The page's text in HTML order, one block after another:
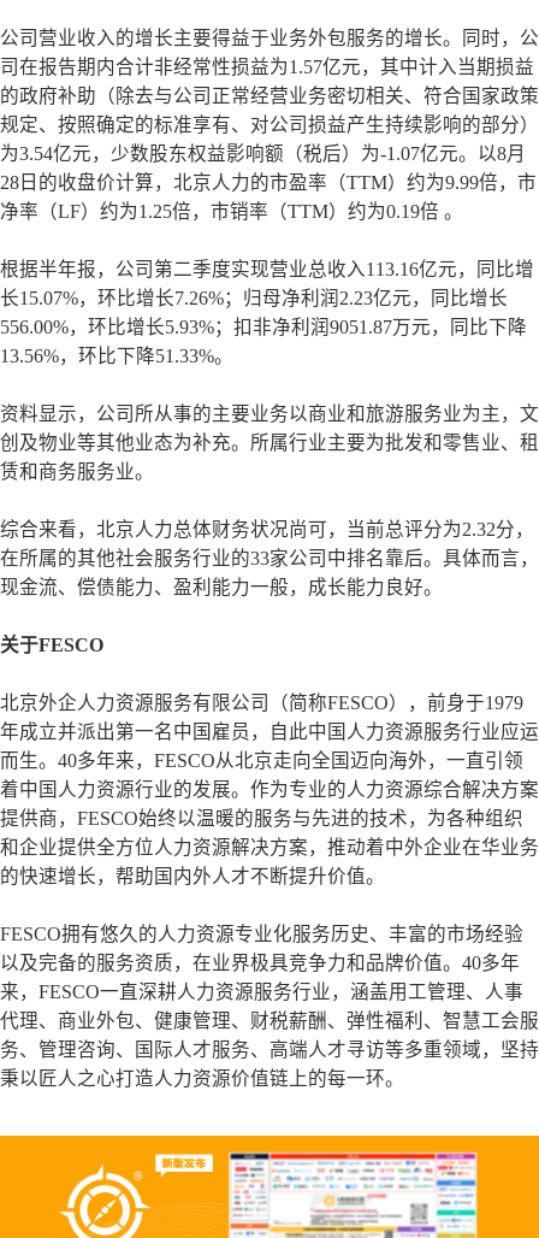
公司营业收入的增长主要得益于业务外包服务的增长。同时，公
司在报告期内合计非经常性损益为1.57亿元，其中计入当期损益
的政府补助（除去与公司正常经营业务密切相关、符合国家政策
规定、按照确定的标准享有、对公司损益产生持续影响的部分）
为3.54亿元，少数股东权益影响额（税后）为-1.07亿元。以8月
28日的收盘价计算，北京人力的市盈率（TTM）约为9.99倍，市
净率（LF）约为1.25倍，市销率（TTM）约为0.19倍 。
根据半年报，公司第二季度实现营业总收入113.16亿元，同比增
长15.07%，环比增长7.26%；归母净利润2.23亿元，同比增长
556.00%，环比增长5.93%；扣非净利润9051.87万元，同比下降
13.56%，环比下降51.33%。
资料显示，公司所从事的主要业务以商业和旅游服务业为主，文
创及物业等其他业态为补充。所属行业主要为批发和零售业、租
赁和商务服务业。
综合来看，北京人力总体财务状况尚可，当前总评分为2.32分，
在所属的其他社会服务行业的33家公司中排名靠后。具体而言，
现金流、偿债能力、盈利能力一般，成长能力良好。
关于FESCO
北京外企人力资源服务有限公司（简称FESCO），前身于1979
年成立并派出第一名中国雇员，自此中国人力资源服务行业应运
而生。40多年来，FESCO从北京走向全国迈向海外，一直引领
着中国人力资源行业的发展。作为专业的人力资源综合解决方案
提供商，FESCO始终以温暖的服务与先进的技术，为各种组织
和企业提供全方位人力资源解决方案，推动着中外企业在华业务
的快速增长，帮助国内外人才不断提升价值。
FESCO拥有悠久的人力资源专业化服务历史、丰富的市场经验
以及完备的服务资质，在业界极具竞争力和品牌价值。40多年
来，FESCO一直深耕人力资源服务行业，涵盖用工管理、人事
代理、商业外包、健康管理、财税薪酬、弹性福利、智慧工会服
务、管理咨询、国际人才服务、高端人才寻访等多重领域，坚持
秉以匠人之心打造人力资源价值链上的每一环。